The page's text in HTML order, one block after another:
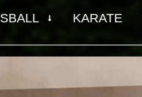
KARATE